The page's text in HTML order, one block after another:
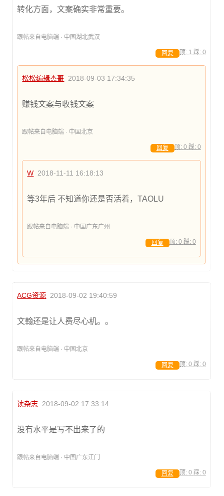
转化方面，文案确实非常重要。
跟帖来自电脑端 · 中国湖北武汉
顶: 1 踩: 0
回复
松松编辑杰哥 2018-09-03 17:34:35
赚钱文案与收钱文案
跟帖来自电脑端 · 中国北京
顶: 0 踩: 0
回复
W 2018-11-11 16:18:13
等3年后 不知道你还是否活着，TAOLU
跟帖来自电脑端 · 中国广东广州
顶: 0 踩: 0
回复
ACG资源 2018-09-02 19:40:59
文翰还是让人费尽心机。。
跟帖来自电脑端 · 中国北京
顶: 0 踩: 0
回复
读杂志 2018-09-02 17:33:14
没有水平是写不出来了的
跟帖来自电脑端 · 中国广东江门
顶: 0 踩: 0
回复